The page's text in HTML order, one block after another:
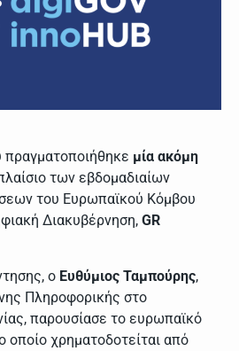
πραγματοποιήθηκε μία ακόμη
των εβδομαδιαίων
του Ευρωπαϊκού Κόμβου
Διακυβέρνηση, GR
ο Ευθύμιος Ταμπούρης,
Πληροφορικής στο
παρουσίασε το ευρωπαϊκό
οποίο χρηματοδοτείται από